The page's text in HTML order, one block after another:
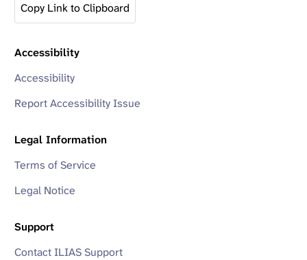
Copy Link to Clipboard
Accessibility
Accessibility
Report Accessibility Issue
Legal Information
Terms of Service
Legal Notice
Support
Contact ILIAS Support